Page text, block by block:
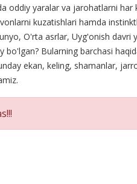
oddiy yaralar va jarohatlarni har
kuzatishlari hamda
O'rta asrlar, Uyg'onish davri
Bularning barchasi
ekan, keling, shamanlar,